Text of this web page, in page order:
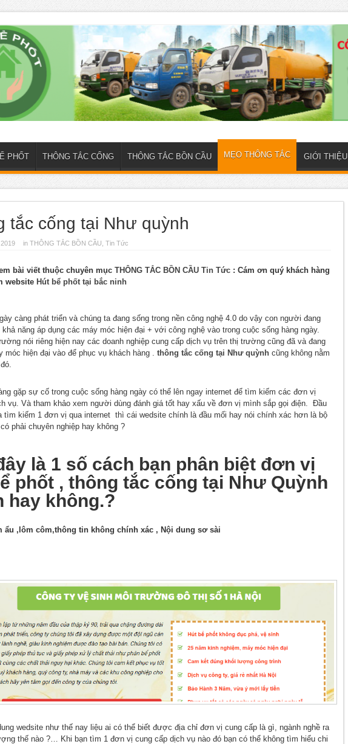
PHỐT THÔNG TẮC CỐNG THÔNG TẮC BỒN CẦU MẸO THÔNG TẮC GIỚI THIỆU
tắc cống tại Như quỳnh
in THÔNG TẮC BỒN CẦU Tin Tức
bài viết thuộc chuyên mục THÔNG TẮC BỒN CẦU Tin Tức: Cám ơn quý khách hàng
website Hút bể phốt tại bắc ninh
càng phát triển và chúng ta đang sống trong nền công nghệ 4.0 do vậy con người đang
khả năng áp dụng các máy móc hiện đại + với công nghệ vào trong cuộc sống hàng ngày.
nói riêng hiện nay các doanh nghiệp cung cấp dịch vụ trên thị trường cũng đã và đang
móc hiện đại vào để phục vụ khách hàng . thông tắc cống tại Như quỳnhcũng không nằm
gặp sự cố trong cuộc sống hàng ngày có thể lên ngay internet để tìm kiếm các đơn vị
vụ. Và tham khảo xem người dùng đánh giá tốt hay xấu về đơn vị mình sắp gọi điện. Đầu
tìm kiếm 1 đơn vị qua internet thì cái wedsite chính là đầu mối hay nói chính xác hơn là bộ
phải chuyên nghiệp hay không ?
là 1 số cách bạn phân biệt đơn vị
phốt , thông tắc cống tại Như Quỳnh
hay không.?
ẩu ,lôm côm,thông tin không chính xác , Nội dung sơ sài
wedsite như thế nay liệu ai có thể biết được địa chỉ đơn vị cung cấp là gì, ngành nghề ra
thế nào ?… Khi bạn tìm 1 đơn vị cung cấp dịch vụ nào đó bạn có thể không tìm hiểu chi